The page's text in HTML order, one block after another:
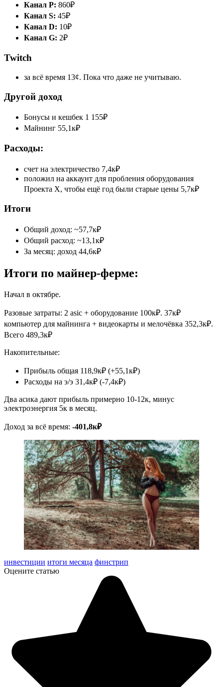
Канал P: 860₽
Канал S: 45₽
Канал D: 10₽
Канал G: 2₽
Twitch
за всё время 13¢. Пока что даже не учитываю.
Другой доход
Бонусы и кешбек 1 155₽
Майнинг 55,1к₽
Расходы:
счет на электричество 7,4к₽
положил на аккаунт для пробления оборудования
Проекта Х, чтобы ещё год были старые цены 5,7к₽
Итоги
Общий доход: ~57,7к₽
Общий расход: ~13,1к₽
За месяц: доход 44,6к₽
Итоги по майнер-ферме:
Начал в октябре.
Разовые затраты: 2 asic + оборудование 100к₽. 37к₽
компьютер для майнинга + видеокарты и мелочёвка 352,3к₽.
Всего 489,3к₽
Накопительные:
Прибыль общая 118,9к₽ (+55,1к₽)
Расходы на э/э 31,4к₽ (-7,4к₽)
Два асика дают прибыль примерно 10-12к, минус
электроэнергия 5к в месяц.
Доход за всё время: -401,8к₽
инвестиции итоги месяца финстрип
Оцените статью